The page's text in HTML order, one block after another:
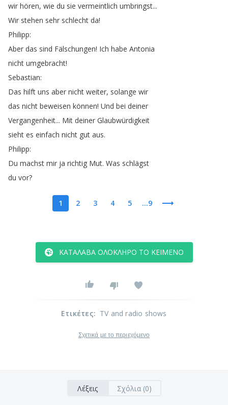
wir hören, wie du sie vermeintlich umbringst...
Wir stehen sehr schlecht da!
Philipp:
Aber das sind Fälschungen! Ich habe Antonia
nicht umgebracht!
Sebastian:
Das hilft uns aber nicht weiter, solange wir
das nicht beweisen können! Und bei deiner
Vergangenheit... Mit deiner Glaubwürdigkeit
sieht es einfach nicht gut aus.
Philipp:
Du machst mir ja richtig Mut. Was schlägst
du vor?
1 2 3 4 5 ...9
ΚΑΤΆΛΑΒΑ ΟΛΌΚΛΗΡΟ ΤΟ ΚΕΊΜΕΝΟ
Ετικέτες: TV and radio shows
Σχετικά με το περιεχόμενο
Λέξεις Σχόλια (0)